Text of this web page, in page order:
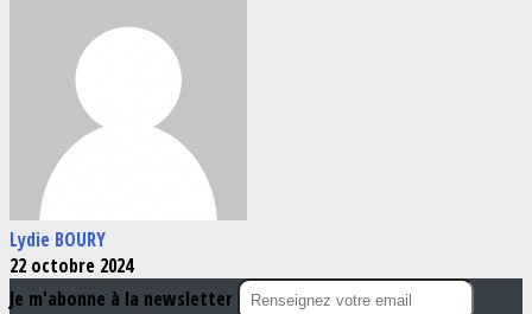
Lydie BOURY
22 octobre 2024
Je m'abonne à la newsletter